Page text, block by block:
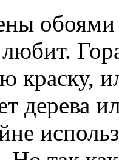
любит.
краску,
дерева